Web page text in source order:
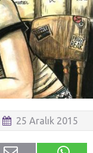
25 Aralık 2015